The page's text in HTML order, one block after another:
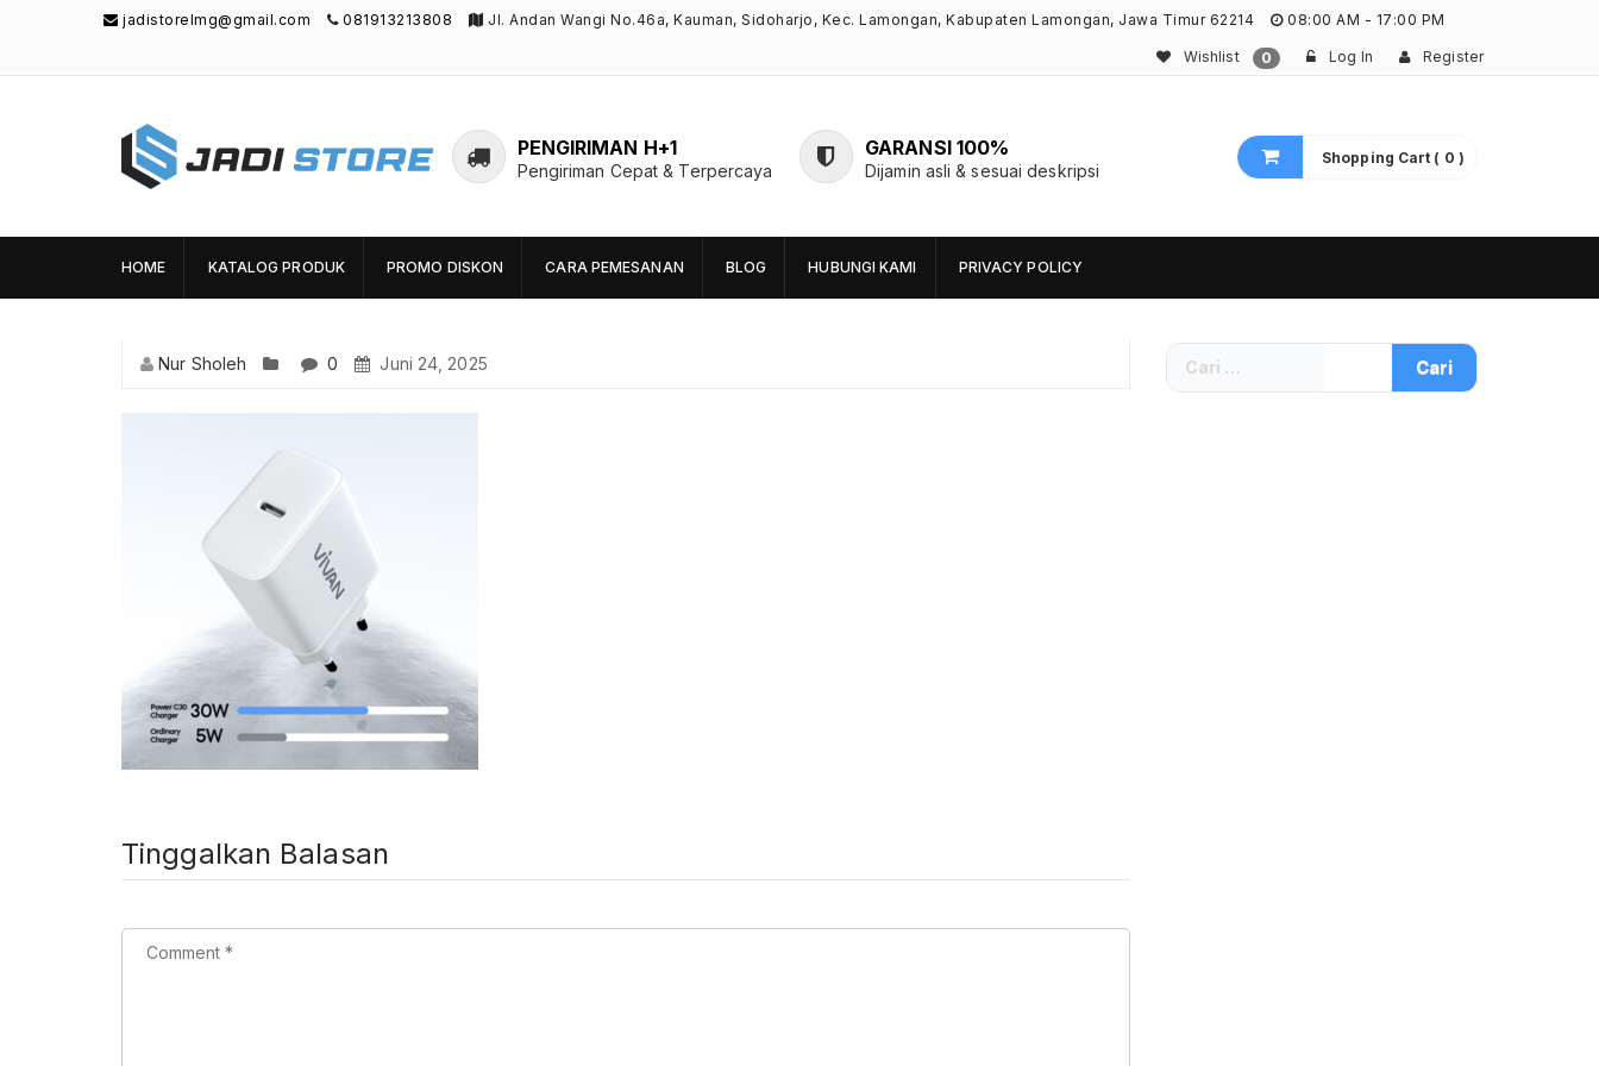
jadistorelmg@gmail.com 081913213808 Jl. Andan Wangi No.46a, Kauman, Sidoharjo, Kec. Lamongan, Kabupaten Lamongan, Jawa Timur 62214 08:00 AM - 17:00 PM
Wishlist 0 Log In Register
Jadi Store
Unik di Lamongan
PENGIRIMAN H+1
Pengiriman Cepat & Terpercaya
GARANSI 100%
Dijamin asli & sesuai deskripsi
Shopping Cart ( 0 )
HOME KATALOG PRODUK PROMO DISKON CARA PEMESANAN BLOG HUBUNGI KAMI PRIVACY POLICY
Nur Sholeh 0 Juni 24, 2025
Tinggalkan Balasan
Cari
untuk: